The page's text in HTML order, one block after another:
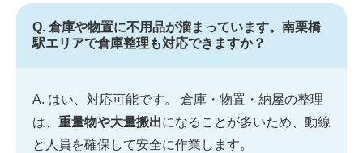
Q. 倉庫や物置に不用品が溜まっています。南栗橋
駅エリアで倉庫整理も対応できますか？
A. はい、対応可能です。 倉庫・物置・納屋の整理
は、 重量物や大量搬出になることが多いため、動線
と人員を確保して安全に作業します。